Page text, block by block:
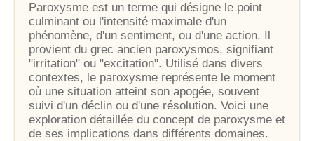
Paroxysme est un terme qui désigne le point
culminant ou l'intensité maximale d'un
phénomène, d'un sentiment, ou d'une action. Il
provient du grec ancien paroxysmos, signifiant
"irritation" ou "excitation". Utilisé dans divers
contextes, le paroxysme représente le moment
où une situation atteint son apogée, souvent
suivi d'un déclin ou d'une résolution. Voici une
exploration détaillée du concept de paroxysme et
de ses implications dans différents domaines.